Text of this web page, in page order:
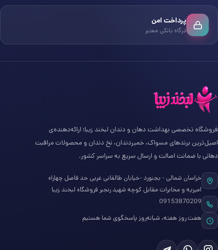
پرداخت امن
درگاه بانکی معتبر
فروشگاه تخصصی بهداشت دهان و دندان لبخند زیبا؛ ارائه‌دهنده‌ی
اصیل‌ترین برندهای مسواک، خمیردندان، نخ دندان و محصولات مراقبت
دهانی با ضمانت اصالت و ارسال سریع به سراسر کشور.
خراسان شمالی - بجنورد -خیابان طالقانی غربی حد فاصل چهاراه
امیریه و مخابرات مقابل کوچه شهید رنجبر فروشگاه لبخند زیبا
09153870209
هفت روز هفته، شبانه‌روز پاسخگوی شما هستیم